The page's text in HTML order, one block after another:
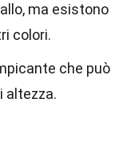
ma esistono
colori.
che può
altezza.